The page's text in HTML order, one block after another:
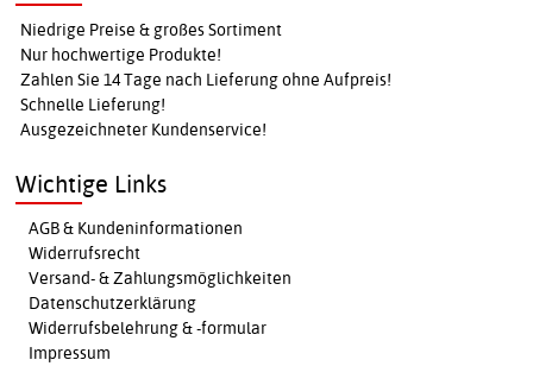
Niedrige Preise & großes Sortiment
Nur hochwertige Produkte!
Zahlen Sie 14 Tage nach Lieferung ohne Aufpreis!
Schnelle Lieferung!
Ausgezeichneter Kundenservice!
Wichtige Links
AGB & Kundeninformationen
Widerrufsrecht
Versand- & Zahlungsmöglichkeiten
Datenschutzerklärung
Widerrufsbelehrung & -formular
Impressum